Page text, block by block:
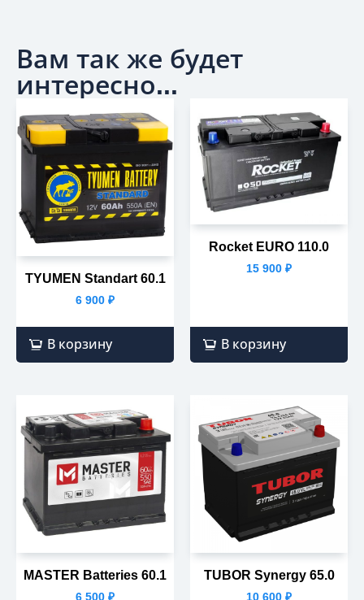
Вам так же будет
интересно...
TYUMEN Standart 60.1
6 900 ₽
В корзину
Rocket EURO 110.0
15 900 ₽
В корзину
MASTER Batteries 60.1
6 500 ₽
TUBOR Synergy 65.0
10 600 ₽